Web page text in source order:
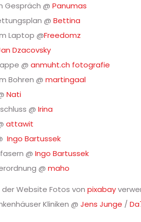
Gespräch @ Panumas
@ Bettina
Laptop @Freedomz
Dzacovsky
@ anmuht.ch fotografie
Bohren @ martingaal
Nati
@ Irina
attawit
Ingo Bartussek
@ Ingo Bartussek
@ maho
Website Fotos von pixabay
Kliniken @ Jens Junge /